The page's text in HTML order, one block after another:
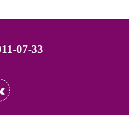
07-33